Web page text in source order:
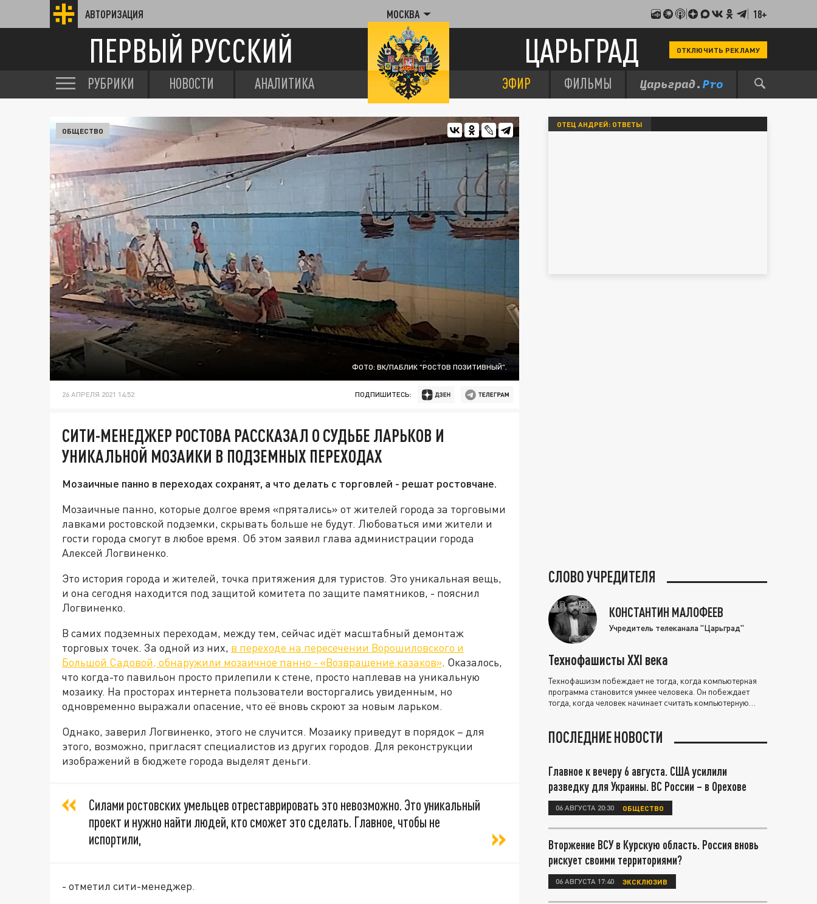
АВТОРИЗАЦИЯ МОСКВА 18+
ПЕРВЫЙ РУССКИЙ ЦАРЬГРАД ОТКЛЮЧИТЬ РЕКЛАМУ
РУБРИКИ НОВОСТИ АНАЛИТИКА ЭФИР ФИЛЬМЫ
ФОТО: ВК/ПАБЛИК "РОСТОВ ПОЗИТИВНЫЙ".
ОБЩЕСТВО
26 АПРЕЛЯ 2021 14:52 ПОДПИШИТЕСЬ:
СИТИ-МЕНЕДЖЕР РОСТОВА РАССКАЗАЛ О СУДЬБЕ ЛАРЬКОВ И
УНИКАЛЬНОЙ МОЗАИКИ В ПОДЗЕМНЫХ ПЕРЕХОДАХ
Мозаичные панно в переходах сохранят, а что делать с торговлей - решат ростовчане.
Мозаичные панно, которые долгое время «прятались» от жителей города за торговыми
лавками ростовской подземки, скрывать больше не будут. Любоваться ими жители и
гости города смогут в любое время. Об этом заявил глава администрации города
Алексей Логвиненко.
Это история города и жителей, точка притяжения для туристов. Это уникальная вещь,
и она сегодня находится под защитой комитета по защите памятников, - пояснил
Логвиненко.
В самих подземных переходам, между тем, сейчас идёт масштабный демонтаж
торговых точек. За одной из них, в переходе на пересечении Ворошиловского и
Большой Садовой, обнаружили мозаичное панно - «Возвращение казаков». Оказалось,
что когда-то павильон просто прилепили к стене, просто наплевав на уникальную
мозаику. На просторах интернета пользователи восторгались увиденным, но
одновременно выражали опасение, что её вновь скроют за новым ларьком.
Однако, заверил Логвиненко, этого не случится. Мозаику приведут в порядок – для
этого, возможно, пригласят специалистов из других городов. Для реконструкции
изображений в бюджете города выделят деньги.
Силами ростовских умельцев отреставрировать это невозможно. Это уникальный
проект и нужно найти людей, кто сможет это сделать. Главное, чтобы не
испортили,
- отметил сити-менеджер.
ОТЕЦ АНДРЕЙ: ОТВЕТЫ
СЛОВО УЧРЕДИТЕЛЯ
КОНСТАНТИН МАЛОФЕЕВ
Учредитель телеканала "Царьград"
Технофашисты XXI века
Технофашизм побеждает не тогда, когда компьютерная
программа становится умнее человека. Он побеждает
тогда, когда человек начинает считать компьютерную
ПОСЛЕДНИЕ НОВОСТИ
Главное к вечеру 6 августа. США усилили
разведку для Украины. ВС России – в Орехове
06 АВГУСТА 20:30 ОБЩЕСТВО
Вторжение ВСУ в Курскую область. Россия вновь
рискует своими территориями?
06 АВГУСТА 17:40 ЭКСКЛЮЗИВ